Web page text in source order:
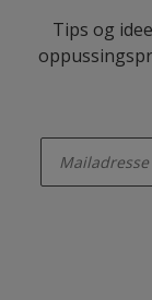
Tips og